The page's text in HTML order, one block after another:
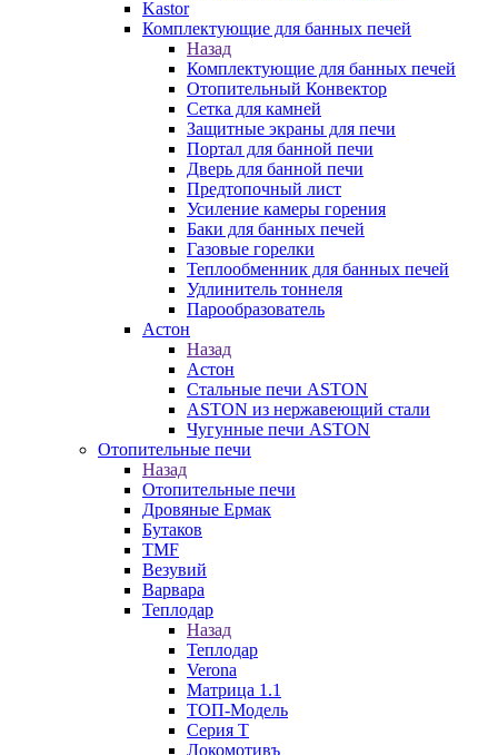
Kastor
Комплектующие для банных печей
Назад
Комплектующие для банных печей
Отопительный Конвектор
Сетка для камней
Защитные экраны для печи
Портал для банной печи
Дверь для банной печи
Предтопочный лист
Усиление камеры горения
Баки для банных печей
Газовые горелки
Теплообменник для банных печей
Удлинитель тоннеля
Парообразователь
Астон
Назад
Астон
Стальные печи ASTON
ASTON из нержавеющий стали
Чугунные печи ASTON
Отопительные печи
Назад
Отопительные печи
Дровяные Ермак
Бутаков
TMF
Везувий
Варвара
Теплодар
Назад
Теплодар
Verona
Матрица 1.1
ТОП-Модель
Серия Т
Локомотивъ